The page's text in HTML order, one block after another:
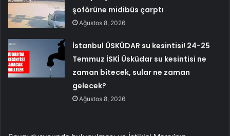
şoförüne midibüs çarptı
Ağustos 8, 2026
İstanbul ÜSKÜDAR su kesintisi! 24-25
Temmuz İSKİ Üsküdar su kesintisi ne
zaman bitecek, sular ne zaman
gelecek?
Ağustos 8, 2026